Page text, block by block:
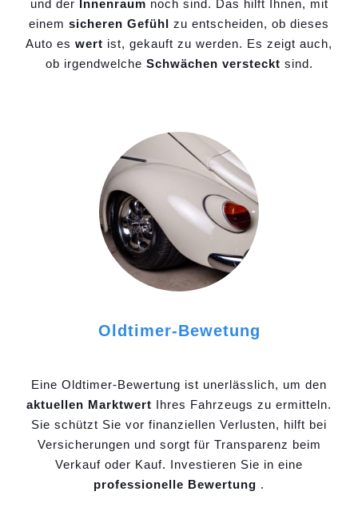
und der Innenraum noch sind. Das hilft Ihnen, mit
einem sicheren Gefühl zu entscheiden, ob dieses
Auto es wert ist, gekauft zu werden. Es zeigt auch,
ob irgendwelche Schwächen versteckt sind.
Oldtimer-Bewetung
Eine Oldtimer-Bewertung ist unerlässlich, um den
aktuellen Marktwert Ihres Fahrzeugs zu ermitteln.
Sie schützt Sie vor finanziellen Verlusten, hilft bei
Versicherungen und sorgt für Transparenz beim
Verkauf oder Kauf. Investieren Sie in eine
professionelle Bewertung .